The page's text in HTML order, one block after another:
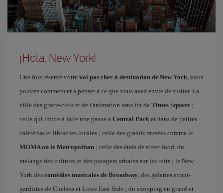
¡Hola, New York!
Une fois réservé votre vol pas cher à destination de New York, vous
pouvez commencer à penser à ce que vous avez envie de visiter. La
ville des gratte-ciels et de l'animation sans fin de Times Square ;
celle qui invite à faire une pause à Central Park et dans de petites
cafétérias et librairies locales ; celle des grands musées comme le
MOMA ou le Metropolitan ; celle des étals de street food, du
mélange des cultures et des potagers urbains sur les toits ; le New
York des comédies musicales de Broadway, des galeries avant-
gardistes de Chelsea et Lowe East Side ; du shopping en grand et